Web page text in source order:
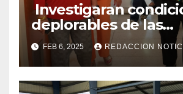
Investigaran
deplorables de las
facilidades el
de la Salud en
FEB 6, 2025 REDACCION